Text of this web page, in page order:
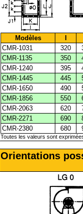
Modèles I
CMR-1031
320
CMR-1135
350
CMR-1240
395
CMR-1445
445
CMR-1650
490
CMR-1856
550
CMR-2063
620
CMR-2271
690
CMR-2380
680
Toutes les valeurs sont
Orientations